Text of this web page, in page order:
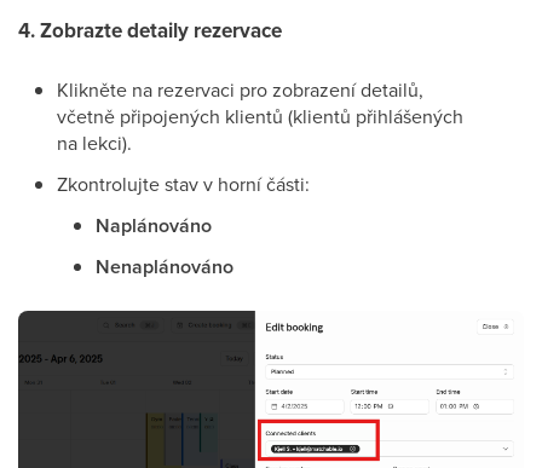
4. Zobrazte detaily rezervace
Klikněte na rezervaci pro zobrazení detailů,
včetně připojených klientů (klientů přihlášených
na lekci).
Zkontrolujte stav v horní části:
Naplánováno
Nenaplánováno